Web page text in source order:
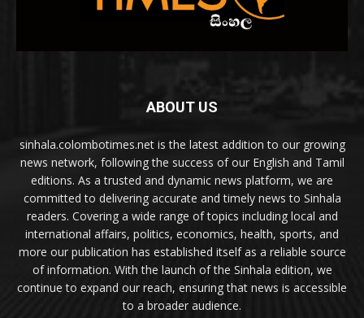
ABOUT US
sinhala.colombotimes.net is the latest addition to our growing
news network, following the success of our English and Tamil
editions. As a trusted and dynamic news platform, we are
committed to delivering accurate and timely news to Sinhala
readers. Covering a wide range of topics including local and
international affairs, politics, economics, health, sports, and
more our publication has established itself as a reliable source
of information. With the launch of the Sinhala edition, we
continue to expand our reach, ensuring that news is accessible
to a broader audience.